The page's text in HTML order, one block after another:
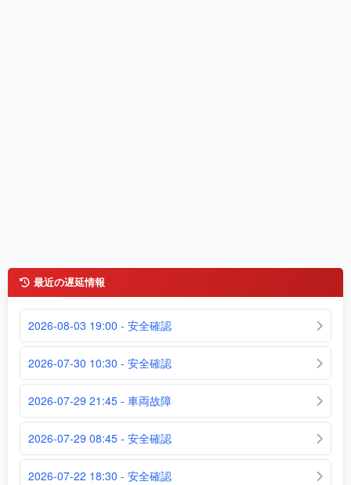
最近の遅延情報
2026-08-03 19:00 - 安全確認
2026-07-30 10:30 - 安全確認
2026-07-29 21:45 - 車両故障
2026-07-29 08:45 - 安全確認
2026-07-22 18:30 - 安全確認